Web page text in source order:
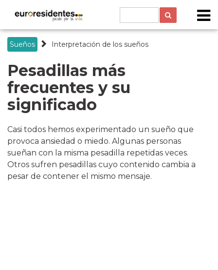
Sueños Interpretación de los sueños
Pesadillas más
frecuentes y su
significado
Casi todos hemos experimentado un sueño que
provoca ansiedad o miedo. Algunas personas
sueñan con la misma pesadilla repetidas veces.
Otros sufren pesadillas cuyo contenido cambia a
pesar de contener el mismo mensaje.